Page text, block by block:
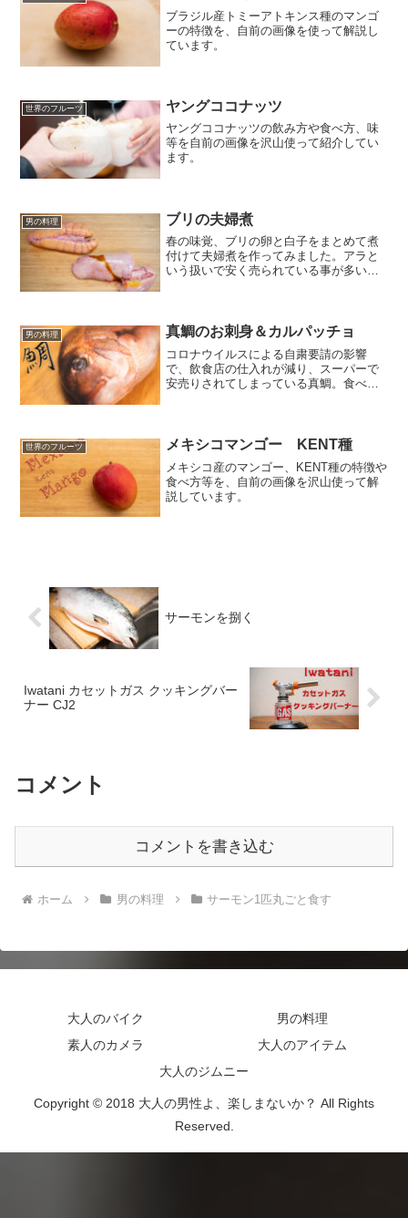
ブラジル産トミーアトキンス種のマンゴ
ーの特徴を、自前の画像を使って解説し
ています。
世界のフルーツ ヤングココナッツ
ヤングココナッツの飲み方や食べ方、味
等を自前の画像を沢山使って紹介してい
ます。
男の料理 ブリの夫婦煮
春の味覚、ブリの卵と白子をまとめて煮
付けて夫婦煮を作ってみました。アラと
いう扱いで安く売られている事が多いの
男の料理 真鯛のお刺身＆カルパッチョ
コロナウイルスによる自粛要請の影響
で、飲食店の仕入れが減り、スーパーで
安売りされてしまっている真鯛。食べて
世界のフルーツ メキシコマンゴー KENT種
メキシコ産のマンゴー、KENT種の特徴や
食べ方等を、自前の画像を沢山使って解
説しています。
サーモンを捌く
Iwatani カセットガス クッキングバー
ナー CJ2
コメント
コメントを書き込む
ホーム 男の料理 サーモン1匹丸ごと食す
大人のバイク
男の料理
素人のカメラ
大人のアイテム
大人のジムニー
Copyright © 2018 大人の男性よ、楽しまないか？ All Rights
Reserved.